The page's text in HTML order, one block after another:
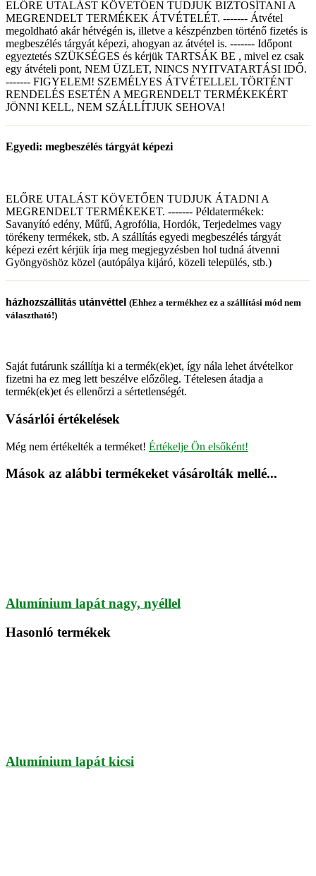
ELŐRE UTALÁST KÖVETŐEN TUDJUK BIZTOSÍTANI A
MEGRENDELT TERMÉKEK ÁTVÉTELÉT. ------- Átvétel
megoldható akár hétvégén is, illetve a készpénzben történő fizetés is
megbeszélés tárgyát képezi, ahogyan az átvétel is. ------- Időpont
egyeztetés SZÜKSÉGES és kérjük TARTSÁK BE , mivel ez csak
egy átvételi pont, NEM ÜZLET, NINCS NYITVATARTÁSI IDŐ.
------- FIGYELEM! SZEMÉLYES ÁTVÉTELLEL TÖRTÉNT
RENDELÉS ESETÉN A MEGRENDELT TERMÉKEKÉRT
JÖNNI KELL, NEM SZÁLLÍTJUK SEHOVA!
Egyedi: megbeszélés tárgyát képezi
ELŐRE UTALÁST KÖVETŐEN TUDJUK ÁTADNI A
MEGRENDELT TERMÉKEKET. ------- Példatermékek:
Savanyító edény, Műfű, Agrofólia, Hordók, Terjedelmes vagy
törékeny termékek, stb. A szállítás egyedi megbeszélés tárgyát
képezi ezért kérjük írja meg megjegyzésben hol tudná átvenni
Gyöngyöshöz közel (autópálya kijáró, közeli település, stb.)
házhozszállítás utánvéttel (Ehhez a termékhez ez a szállítási mód nem
választható!)
Saját futárunk szállítja ki a termék(ek)et, így nála lehet átvételkor
fizetni ha ez meg lett beszélve előzőleg. Tételesen átadja a
termék(ek)et és ellenőrzi a sértetlenségét.
Vásárlói értékelések
Még nem értékelték a terméket! Értékelje Ön elsőként!
Mások az alábbi termékeket vásárolták mellé...
Alumínium lapát nagy, nyéllel
Hasonló termékek
Alumínium lapát kicsi